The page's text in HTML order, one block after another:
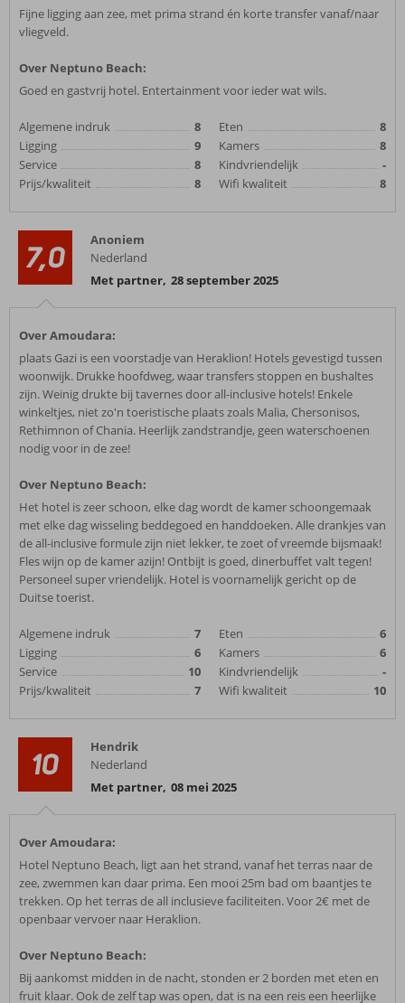
Fijne ligging aan zee, met prima strand én korte transfer vanaf/naar
vliegveld.
Over Neptuno Beach:
Goed en gastvrij hotel. Entertainment voor ieder wat wils.
Algemene indruk
8
Ligging
9
Service
8
Prijs/kwaliteit
8
Eten
8
Kamers
8
Kindvriendelijk
-
Wifi kwaliteit
8
7,0
Anoniem
Nederland
Met partner, 28 september 2025
Over Amoudara:
plaats Gazi is een voorstadje van Heraklion! Hotels gevestigd tussen
woonwijk. Drukke hoofdweg, waar transfers stoppen en bushaltes
zijn. Weinig drukte bij tavernes door all-inclusive hotels! Enkele
winkeltjes, niet zo'n toeristische plaats zoals Malia, Chersonisos,
Rethimnon of Chania. Heerlijk zandstrandje, geen waterschoenen
nodig voor in de zee!
Over Neptuno Beach:
Het hotel is zeer schoon, elke dag wordt de kamer schoongemaak
met elke dag wisseling beddegoed en handdoeken. Alle drankjes van
de all-inclusive formule zijn niet lekker, te zoet of vreemde bijsmaak!
Fles wijn op de kamer azijn! Ontbijt is goed, dinerbuffet valt tegen!
Personeel super vriendelijk. Hotel is voornamelijk gericht op de
Duitse toerist.
Algemene indruk
7
Ligging
6
Service
10
Prijs/kwaliteit
7
Eten
6
Kamers
6
Kindvriendelijk
-
Wifi kwaliteit
10
10
Hendrik
Nederland
Met partner, 08 mei 2025
Over Amoudara:
Hotel Neptuno Beach, ligt aan het strand, vanaf het terras naar de
zee, zwemmen kan daar prima. Een mooi 25m bad om baantjes te
trekken. Op het terras de all inclusieve faciliteiten. Voor 2€ met de
openbaar vervoer naar Heraklion.
Over Neptuno Beach:
Bij aankomst midden in de nacht, stonden er 2 borden met eten en
fruit klaar. Ook de zelf tap was open, dat is na een reis een heerlijke